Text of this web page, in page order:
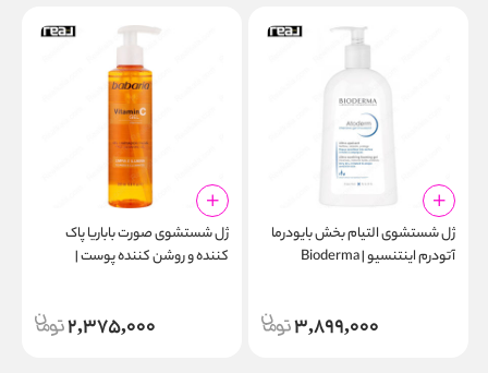
ژل شستشوی التیام‌ بخش بایودرما
آتودرم اینتنسیو | Bioderma
3,899,000
ژل شستشوی صورت باباریا پاک‌
کننده و روشن‌ کننده پوست |
2,375,000